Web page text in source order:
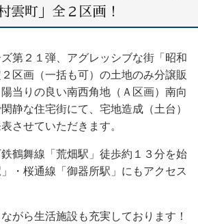
雲町」全２区画！
第２１弾、アグレッシブな街「昭和
区画（一括も可）の土地のみ分譲販
当りの良い南西角地（Ａ区画）南向
静な住宅街にて、宅地造成（土台）
させていただきます。
鶴舞線「荒畑駅」徒歩約１３分を始
・桜通線「御器所駅」にもアクセス
がら生活施設も充実しております！